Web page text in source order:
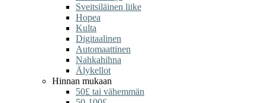
Sveitsiläinen liike
Hopea
Kulta
Digitaalinen
Automaattinen
Nahkahihna
Älykellot
Hinnan mukaan
50£ tai vähemmän